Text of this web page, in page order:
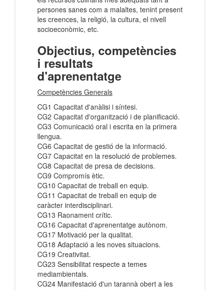
persones sanes com a malaltes, tenint present
les creences, la religió, la cultura, el nivell
socioeconòmic, etc.
Objectius, competències
i resultats
d'aprenentatge
Competències Generals
CG1 Capacitat d'anàlisi i síntesi.
CG2 Capacitat d'organització i de planificació.
CG3 Comunicació oral i escrita en la primera
llengua.
CG6 Capacitat de gestió de la informació.
CG7 Capacitat en la resolució de problemes.
CG8 Capacitat de presa de decisions.
CG9 Compromís ètic.
CG10 Capacitat de treball en equip.
CG11 Capacitat de treball en equip de
caràcter interdisciplinari.
CG13 Raonament crític.
CG16 Capacitat d'aprenentatge autònom.
CG17 Motivació per la qualitat.
CG18 Adaptació a les noves situacions.
CG19 Creativitat.
CG23 Sensibilitat respecte a temes
mediambientals.
CG24 Manifestació d'un tarannà obert a les